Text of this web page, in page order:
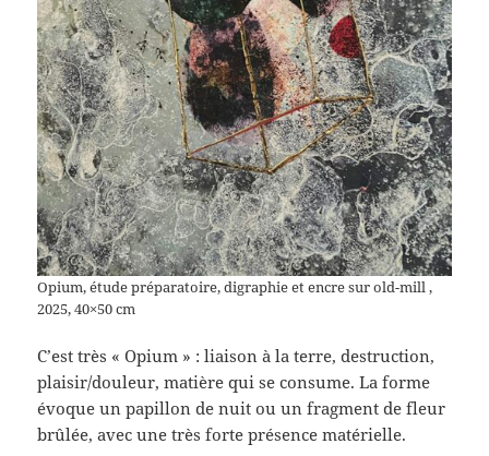
Opium, étude préparatoire, digraphie et encre sur old-mill ,
2025, 40×50 cm
C’est très « Opium » : liaison à la terre, destruction,
plaisir/douleur, matière qui se consume. La forme
évoque un papillon de nuit ou un fragment de fleur
brûlée, avec une très forte présence matérielle.